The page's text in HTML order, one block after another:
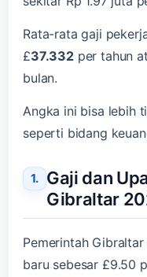
Rata-rata gaji
£37.332per tahun
bulan.
Angka ini bisa lebih
seperti bidang
Gaji dan
Gibraltar
Pemerintah
baru sebesar £9.50